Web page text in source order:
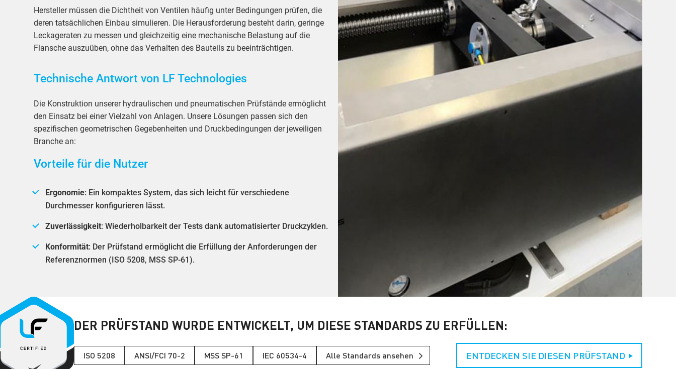
Hersteller müssen die Dichtheit von Ventilen häufig unter Bedingungen prüfen, die
deren tatsächlichen Einbau simulieren. Die Herausforderung besteht darin, geringe
Leckageraten zu messen und gleichzeitig eine mechanische Belastung auf die
Flansche auszuüben, ohne das Verhalten des Bauteils zu beeinträchtigen.
Technische Antwort von LF Technologies
Die Konstruktion unserer hydraulischen und pneumatischen Prüfstände ermöglicht
den Einsatz bei einer Vielzahl von Anlagen. Unsere Lösungen passen sich den
spezifischen geometrischen Gegebenheiten und Druckbedingungen der jeweiligen
Branche an:
Vorteile für die Nutzer
Ergonomie: Ein kompaktes System, das sich leicht für verschiedene
Durchmesser konfigurieren lässt.
Zuverlässigkeit: Wiederholbarkeit der Tests dank automatisierter Druckzyklen.
Konformität: Der Prüfstand ermöglicht die Erfüllung der Anforderungen der
Referenznormen (ISO 5208, MSS SP-61).
DER PRÜFSTAND WURDE ENTWICKELT, UM DIESE STANDARDS ZU ERFÜLLEN:
ISO 5208 ANSI/FCI 70-2 MSS SP-61 IEC 60534-4 Alle Standards ansehen ENTDECKEN SIE DIESEN PRÜFSTAND